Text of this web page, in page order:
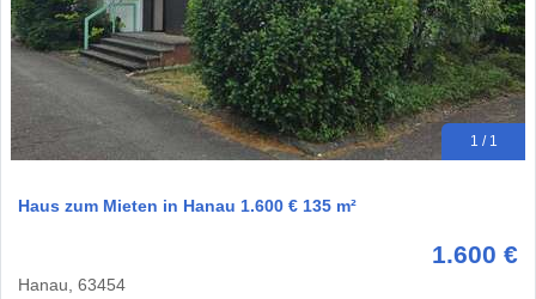
1 / 1
Haus zum Mieten in Hanau 1.600 € 135 m²
1.600 €
Hanau, 63454